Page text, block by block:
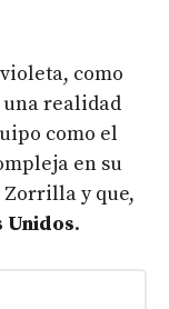
como
realidad
como el
en su
Zorrilla y que,
Unidos.